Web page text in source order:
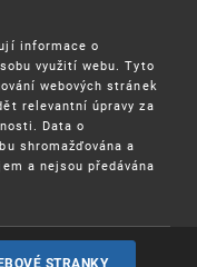
formulář.
či
akceptován.
po dobu
informace o
využití webu. Tyto
webových stránek
relevantní úpravy za
Data o
shromažďována a
a nejsou předávána
STRANKY